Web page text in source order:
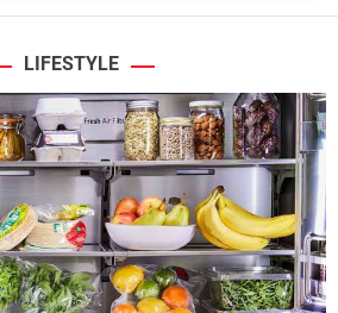
LIFESTYLE